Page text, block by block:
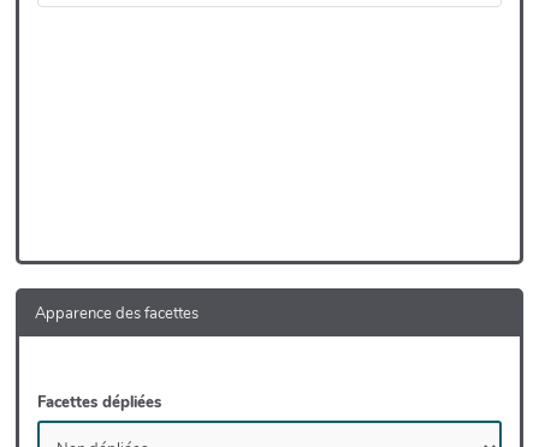
Apparence des facettes
Facettes dépliées